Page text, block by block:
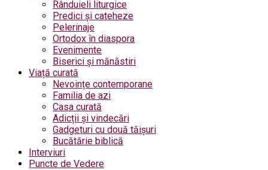
Rânduieli liturgice
Predici și cateheze
Pelerinaje
Ortodox în diaspora
Evenimente
Biserici și mănăstiri
Viață curată
Nevoințe contemporane
Familia de azi
Casa curată
Adicții și vindecări
Gadgeturi cu două tăișuri
Bucătărie biblică
Interviuri
Puncte de Vedere